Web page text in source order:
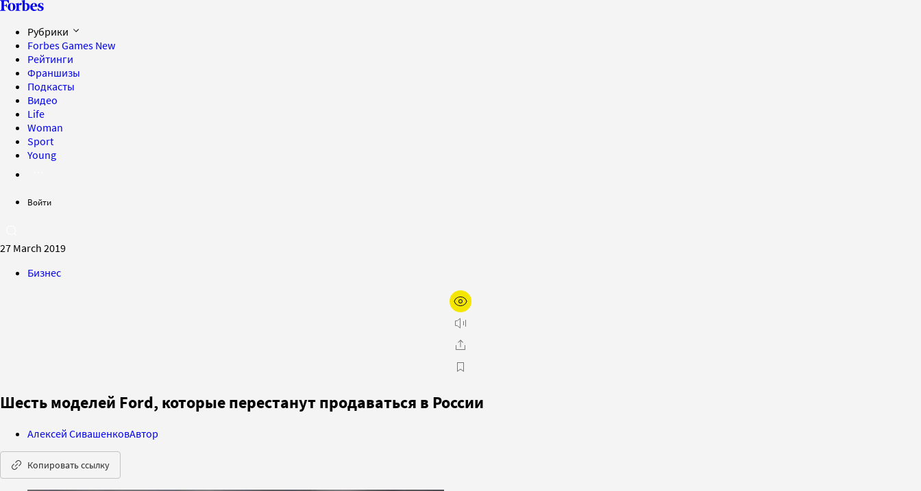
Рубрики
Forbes Games New
Рейтинги
Франшизы
Подкасты
Видео
Life
Woman
Sport
Young
Войти
27 March 2019
Бизнес
Шесть моделей Ford, которые перестанут продаваться в России
Алексей СивашенковАвтор
Копировать ссылку